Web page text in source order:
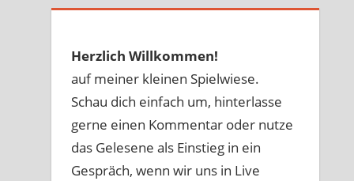
Herzlich Willkommen!
auf meiner kleinen Spielwiese.
Schau dich einfach um, hinterlasse
gerne einen Kommentar oder nutze
das Gelesene als Einstieg in ein
Gespräch, wenn wir uns in Live